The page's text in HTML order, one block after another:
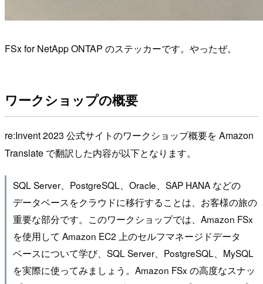
FSx for NetApp ONTAP のステッカーです。やったぜ。
ワークショップの概要
re:Invent 2023 公式サイトのワークショップ概要を Amazon
Translate で翻訳した内容が以下となります。
SQL Server、PostgreSQL、Oracle、SAP HANA などの
データベースをクラウドに移行することは、お客様の旅の
重要な部分です。このワークショップでは、Amazon FSx
を使用して Amazon EC2 上のセルフマネージドデータ
ベースについて学び、SQL Server、PostgreSQL、MySQL
を実際に使ってみましょう。Amazon FSx の高度なスナッ